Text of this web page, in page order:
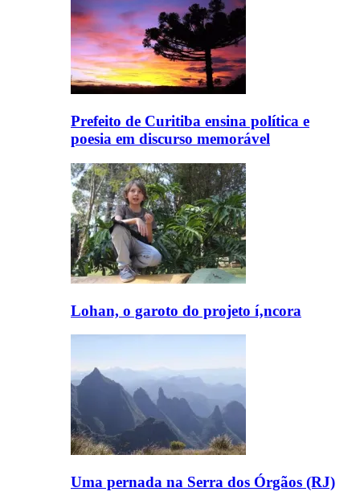
Prefeito de Curitiba ensina polí­tica e
poesia em discurso memorável
Lohan, o garoto do projeto í‚ncora
Uma pernada na Serra dos Órgãos (RJ)